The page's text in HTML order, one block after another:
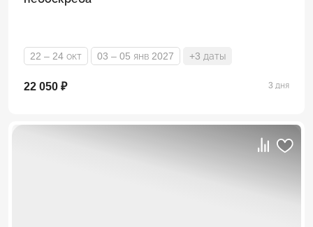
22 – 24 окт 03 – 05 янв 2027 +3 даты
22 050 ₽ 3 дня